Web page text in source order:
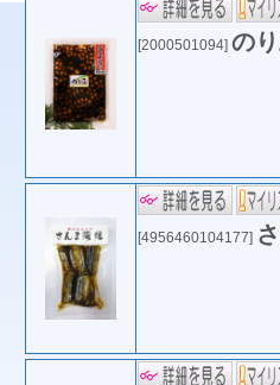
[2000501094] の
[4956460104177]